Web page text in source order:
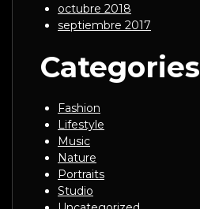
octubre 2018
septiembre 2017
Categories
Fashion
Lifestyle
Music
Nature
Portraits
Studio